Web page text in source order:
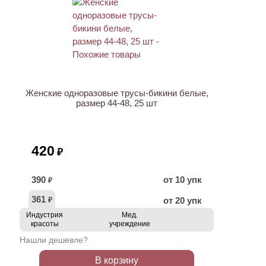
Женские одноразовые трусы-бикини белые,
размер 44-48, 25 шт
420 ₽
390 ₽
от 10 упк
361 ₽ от 20 упк
Индустрия
красоты
Мед.
учреждение
Нашли дешевле?
В корзину